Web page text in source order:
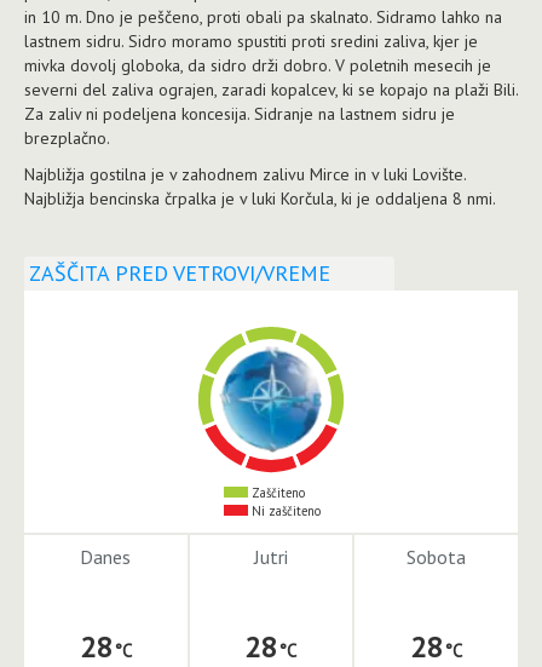
in 10 m. Dno je peščeno, proti obali pa skalnato. Sidramo lahko na
lastnem sidru. Sidro moramo spustiti proti sredini zaliva, kjer je
mivka dovolj globoka, da sidro drži dobro. V poletnih mesecih je
severni del zaliva ograjen, zaradi kopalcev, ki se kopajo na plaži Bili.
Za zaliv ni podeljena koncesija. Sidranje na lastnem sidru je
brezplačno.
Najbližja gostilna je v zahodnem zalivu Mirce in v luki Lovište.
Najbližja bencinska črpalka je v luki Korčula, ki je oddaljena 8 nmi.
ZAŠČITA PRED VETROVI/VREME
Zaščiteno
Ni zaščiteno
Danes
28
Jutri
28
Sobota
28